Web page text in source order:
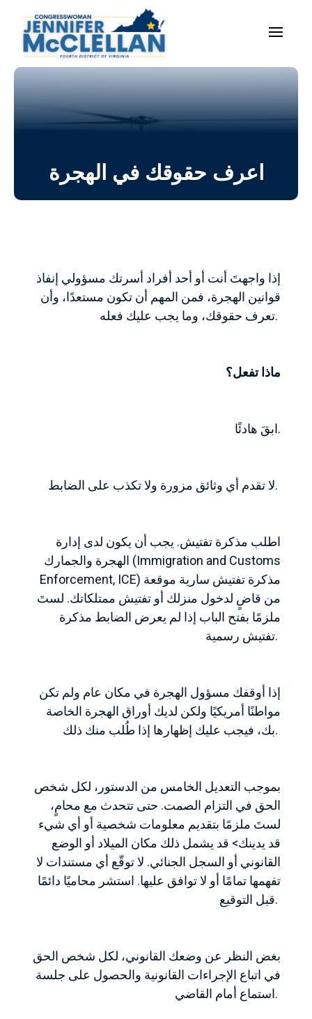
اعرف حقوقك في الهجرة
إذا واجهتَ أنت أو أحد أفراد أسرتك مسؤولي إنفاذ
قوانين الهجرة، فمن المهم أن تكون مستعدًا، وأن
تعرف حقوقك، وما يجب عليك فعله.
ماذا تفعل؟
ابقَ هادئًا.
لا تقدم أي وثائق مزورة ولا تكذب على الضابط.
اطلب مذكرة تفتيش. يجب أن يكون لدى إدارة
الهجرة والجمارك (Immigration and Customs
Enforcement, ICE) مذكرة تفتيش سارية موقعة
من قاضٍ لدخول منزلك أو تفتيش ممتلكاتك. لستَ
ملزمًا بفتح الباب إذا لم يعرض الضابط مذكرة
تفتيش رسمية.
إذا أوقفك مسؤول الهجرة في مكان عام ولم تكن
مواطنًا أمريكيًا ولكن لديك أوراق الهجرة الخاصة
بك، فيجب عليك إظهارها إذا طُلب منك ذلك.
بموجب التعديل الخامس من الدستور، لكل شخص
الحق في التزام الصمت. حتى تتحدث مع محامٍ،
لستَ ملزمًا بتقديم معلومات شخصية أو أي شيء
قد يدينك> قد يشمل ذلك مكان الميلاد أو الوضع
القانوني أو السجل الجنائي. لا توقّع أي مستندات لا
تفهمها تمامًا أو لا توافق عليها. استشر محاميًا دائمًا
قبل التوقيع.
بغض النظر عن وضعك القانوني، لكل شخص الحق
في اتباع الإجراءات القانونية والحصول على جلسة
استماع أمام القاضي.